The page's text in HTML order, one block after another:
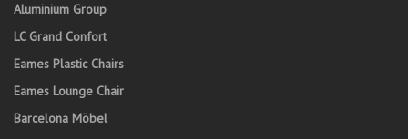
Aluminium Group
LC Grand Confort
Eames Plastic Chairs
Eames Lounge Chair
Barcelona Möbel